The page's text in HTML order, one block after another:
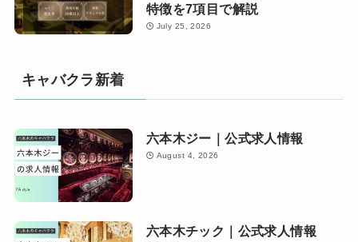
特徴を7項目で解説
July 25, 2026
キャバクラ新着
六本木ジー｜公式求人情報
August 4, 2026
六本木チック｜公式求人情報